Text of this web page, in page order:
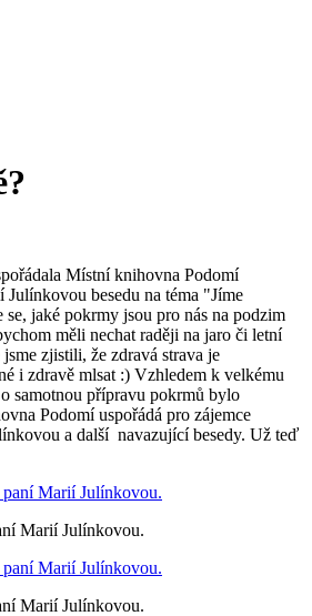
Místní knihovna Podomí
besedu na téma "Jíme
jaké pokrmy jsou pro nás na podzim
měli nechat raději na jaro či letní
zjistili, že zdravá strava je
i zdravě mlsat :) Vzhledem k velkému
samotnou přípravu pokrmů bylo
Podomí uspořádá pro zájemce
a další navazující besedy. Už teď
Marií Julínkovou.
Marií Julínkovou.